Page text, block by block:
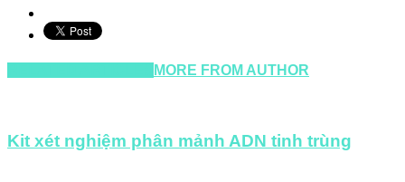
MORE FROM AUTHOR
Kit xét nghiệm phân mảnh ADN tinh trùng